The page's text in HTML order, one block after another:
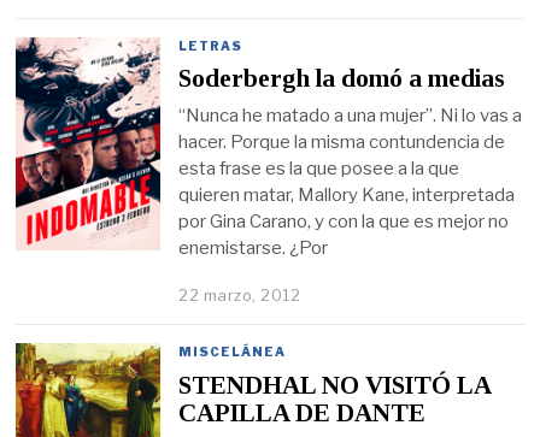
LETRAS
Soderbergh la domó a medias
“Nunca he matado a una mujer”. Ni lo vas a
hacer. Porque la misma contundencia de
esta frase es la que posee a la que
quieren matar, Mallory Kane, interpretada
por Gina Carano, y con la que es mejor no
enemistarse. ¿Por
22 marzo, 2012
MISCELÁNEA
STENDHAL NO VISITÓ LA
CAPILLA DE DANTE